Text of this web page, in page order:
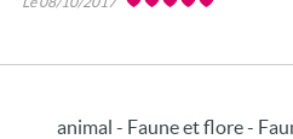
animal - Faune et flore -